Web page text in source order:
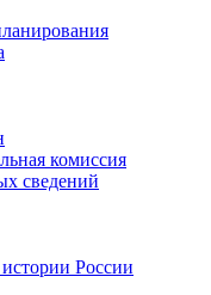
комиссия
сведений
России